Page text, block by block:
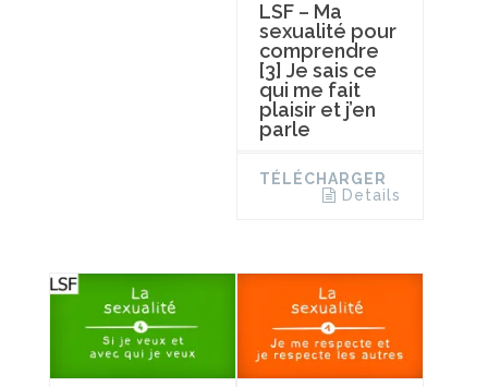
LSF – Ma
sexualité pour
comprendre
[3] Je sais ce
qui me fait
plaisir et j’en
parle
TÉLÉCHARGER
Details